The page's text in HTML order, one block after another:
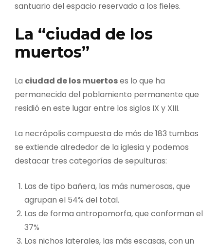
santuario del espacio reservado a los fieles.
La “ciudad de los
muertos”
La ciudad de los muertoses lo que ha
permanecido del poblamiento permanente que
residió en este lugar entre los siglos IX y XIII.
La necrópolis compuesta de más de 183 tumbas
se extiende alrededor de la iglesia y podemos
destacar tres categorías de sepulturas:
Las de tipo bañera, las más numerosas, que
agrupan el 54% del total.
Las de forma antropomorfa, que conforman el
37%
Los nichos laterales, las más escasas, con un